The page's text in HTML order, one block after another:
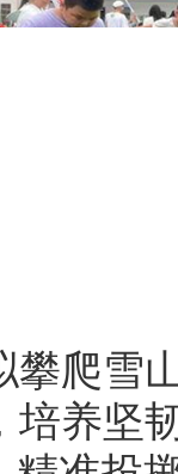
爬雪山
培养坚